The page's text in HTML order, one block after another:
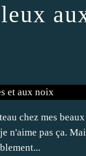
chez mes
n'aime pas ça.